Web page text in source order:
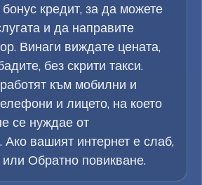
кредит, за да можете
и да направите
Винаги виждате цената,
без скрити такси.
към мобилни и
и лицето, на което
се нуждае от
Ако вашият интернет е слаб,
или Обратно повикване.